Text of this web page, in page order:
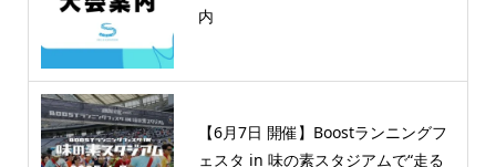
内
【6月7日 開催】Boostランニングフ
ェスタ in 味の素スタジアムで“走る